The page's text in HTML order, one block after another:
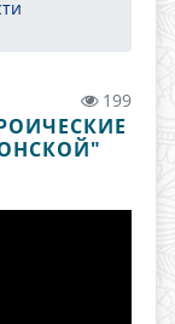
199